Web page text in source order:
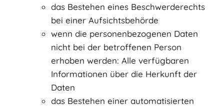
das Bestehen eines Beschwerderechts
bei einer Aufsichtsbehörde
wenn die personenbezogenen Daten
nicht bei der betroffenen Person
erhoben werden: Alle verfügbaren
Informationen über die Herkunft der
Daten
das Bestehen einer automatisierten